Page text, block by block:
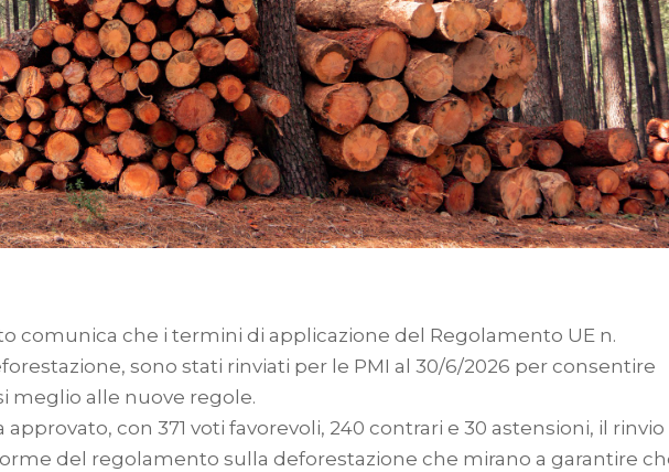
comunica che i termini di applicazione del Regolamento UE n.
sono stati rinviati per le PMI al 30/6/2026 per consentire
meglio alle nuove regole.
approvato, con 371 voti favorevoli, 240 contrari e 30 astensioni, il rinvio
del regolamento sulla deforestazione che mirano a garantire